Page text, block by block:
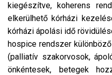
kiegészítve, koherens
elkerülhető kórházi
kórházi ápolási idő
hospice rendszer
(palliatív szakorvosok,
önkéntesek, betegek